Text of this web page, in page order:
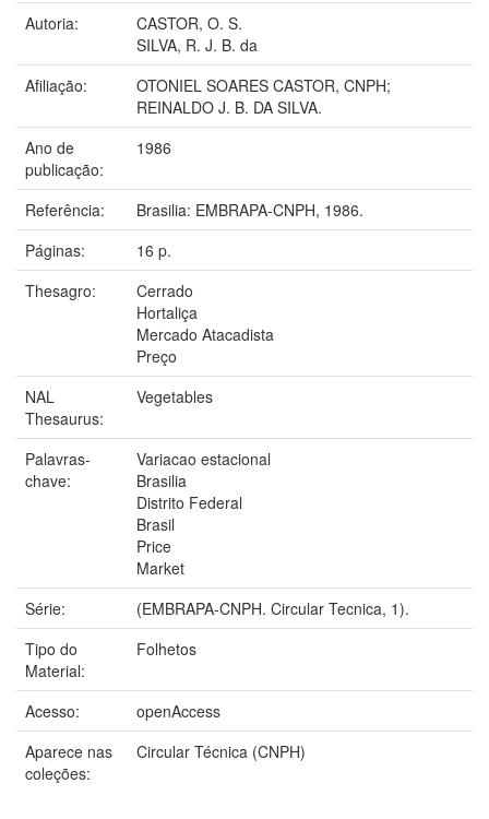
Autoria:
CASTOR, O. S.
SILVA, R. J. B. da
Afiliação:
OTONIEL SOARES CASTOR, CNPH;
REINALDO J. B. DA SILVA.
Ano de
publicação:
1986
Referência:
Brasilia: EMBRAPA-CNPH, 1986.
Páginas:
16 p.
Thesagro:
Cerrado
Hortaliça
Mercado Atacadista
Preço
NAL
Thesaurus:
Vegetables
Palavras-
chave:
Variacao estacional
Brasilia
Distrito Federal
Brasil
Price
Market
Série:
(EMBRAPA-CNPH. Circular Tecnica, 1).
Tipo do
Material:
Folhetos
Acesso:
openAccess
Aparece nas
coleções:
Circular Técnica (CNPH)